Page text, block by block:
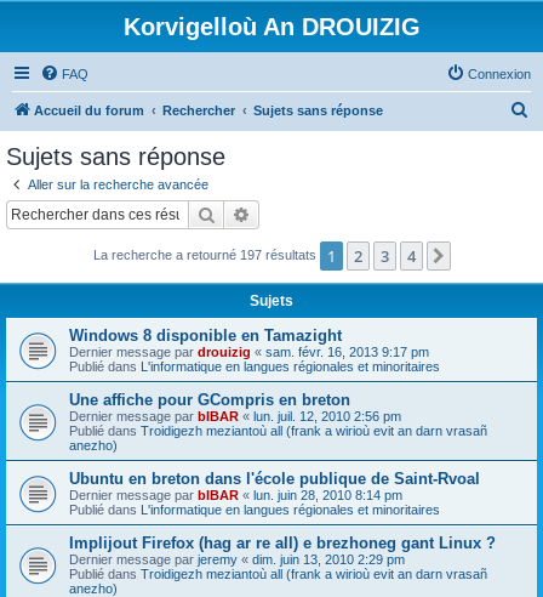
Korvigelloù An DROUIZIG
FAQ Connexion
Accueil du forum Rechercher Sujets sans réponse
c
Sujets sans réponse
Aller sur la recherche avancée
Rechercher
La recherche a retourné 197 résultats 1 2 3 4
Sujets
Windows 8 disponible en Tamazight
Dernier message par drouizig « sam. févr. 16, 2013 9:17 pm
Publié dans L'informatique en langues régionales et minoritaires
Une affiche pour GCompris en breton
Dernier message par bIBAR « lun. juil. 12, 2010 2:56 pm
Publié dans Troidigezh meziantoù all (frank a wirioù evit an darn vrasañ
anezho)
Ubuntu en breton dans l'école publique de Saint-Rvoal
Dernier message par bIBAR « lun. juin 28, 2010 8:14 pm
Publié dans L'informatique en langues régionales et minoritaires
Implijout Firefox (hag ar re all) e brezhoneg gant Linux ?
Dernier message par jeremy « dim. juin 13, 2010 2:29 pm
Publié dans Troidigezh meziantoù all (frank a wirioù evit an darn vrasañ
anezho)